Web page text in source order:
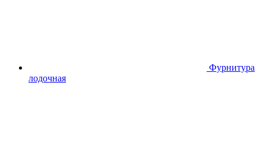
Фурнитура
лодочная